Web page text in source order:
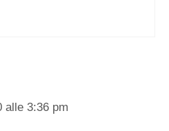
alle 3:36 pm